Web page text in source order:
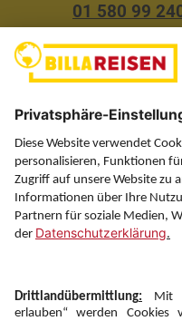
01 580 99
Über uns
Service
Folgen Sie
Newsletter: